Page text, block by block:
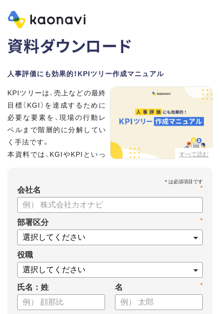
資料ダウンロード
人事評価にも効果的！KPIツリー作成マニュアル
すべて読む
KPIツリーは、売上などの最終
目標（KGI）を達成するために
必要な要素を、現場の行動レ
ベルまで階層的に分解してい
く手法です。
本資料では、KGIやKPIといっ
【資料の内容】
・KGI、KPIなどの用語をおさらい
・KPIツリーの作り方
・業種別のKPIツリー例
*
会社名
*
部署区分
役職
氏名：姓 *
名